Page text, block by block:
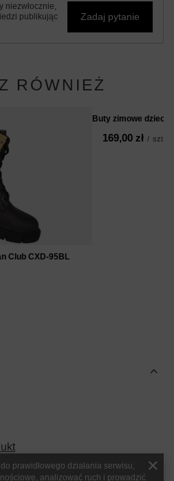
niezwłocznie,
publikując
Zadaj pytanie
RÓWNIEŻ
Club CXD-95BL
Buty zimowe
169,00 zł / szt.
prawidłowego działania serwisu,
analizować ruch i prowadzić